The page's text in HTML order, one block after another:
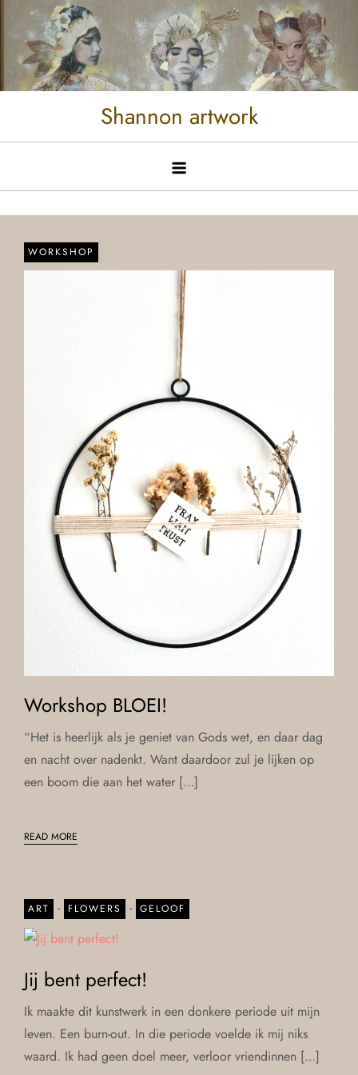
Shannon artwork
WORKSHOP
Workshop BLOEI!
“Het is heerlijk als je geniet van Gods wet, en daar dag
en nacht over nadenkt. Want daardoor zul je lijken op
een boom die aan het water […]
READ MORE
ART - FLOWERS - GELOOF
Jij bent perfect!
Ik maakte dit kunstwerk in een donkere periode uit mijn
leven. Een burn-out. In die periode voelde ik mij niks
waard. Ik had geen doel meer, verloor vriendinnen […]